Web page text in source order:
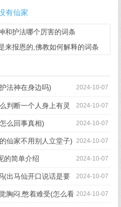
有仙家
和护法哪个厉害的词条
来报恩的,佛教如何解释的词条
2024-10-07
法神在身边吗)
2024-10-07
判断一个人身上有灵
2024-10-07
么回事真相)
2024-10-07
仙家不用别人立堂子)
2024-10-07
的简单介绍
2024-10-07
(出马仙开口说话是要
2024-10-07
胸闷,憋着难受(怎么看